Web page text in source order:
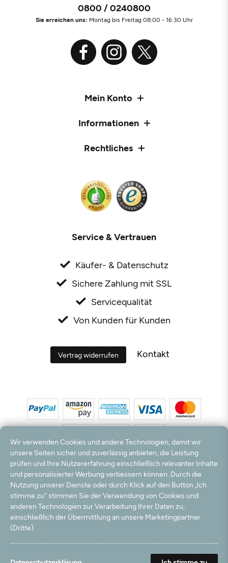
0800 / 0240800
Sie erreichen uns: Montag bis Freitag 08:00 - 16:30 Uhr
Mein Konto
Informationen
Rechtliches
Service & Vertrauen
Käufer- & Datenschutz
Sichere Zahlung mit SSL
Servicequalität
Von Kunden für Kunden
Vertrag widerrufen Kontakt
*Alle Preise inkl. MwSt. und zzgl. Versandkosten. **Kostenloser Versand und Rückversand
nur innerhalb Deutschlands und Österreichs.
Hinweis:Wir nutzen Ihre E-Mail Adresse für werbliche Zwecke, die jederzeit widerrufen
werden können. Ihre Daten werden nicht an Dritte weitergegeben.
© 2003 - 2026 Teppichversand24 GmbH / Alle Rechte vorbehalten. powered by
createyourtemplate
Wir verwenden Cookies und andere Technologien, damit wir
unsere Seiten sicher und zuverlässig anbieten, die Leistung
prüfen und Ihre Nutzererfahrung einschließlich relevanter Inhalte
und personalisierter Werbung verbessern können. Durch die
Nutzung unserer Dienste oder durch Klick auf den Button „Ich
stimme zu“ stimmen Sie der Verwendung von Cookies und
anderen Technologien zur Verarbeitung Ihrer Daten zu,
einschließlich der Übermittlung an unsere Marketingpartner
(Dritte).